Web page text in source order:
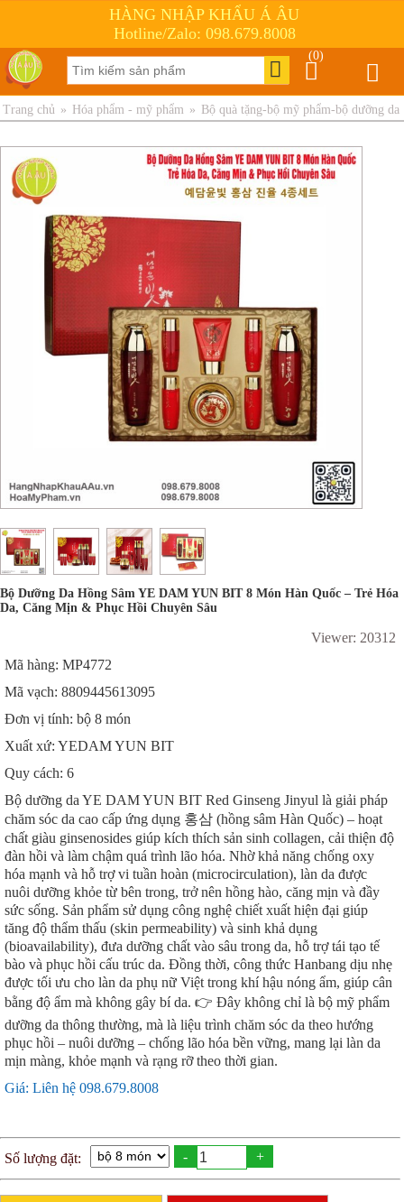
HÀNG NHẬP KHẨU Á ÂU
Hotline/Zalo: 098.679.8008
(0)
Trang chủ » Hóa phẩm - mỹ phẩm » Bộ quà tặng-bộ mỹ phẩm-bộ dưỡng da
Bộ Dưỡng Da Hồng Sâm YE DAM YUN BIT 8 Món Hàn Quốc – Trẻ Hóa
Da, Căng Mịn & Phục Hồi Chuyên Sâu
Viewer: 20312
Mã hàng: MP4772
Mã vạch: 8809445613095
Đơn vị tính: bộ 8 món
Xuất xứ: YEDAM YUN BIT
Quy cách: 6
Bộ dưỡng da YE DAM YUN BIT Red Ginseng Jinyul là giải pháp
chăm sóc da cao cấp ứng dụng 홍삼 (hồng sâm Hàn Quốc) – hoạt
chất giàu ginsenosides giúp kích thích sản sinh collagen, cải thiện độ
đàn hồi và làm chậm quá trình lão hóa. Nhờ khả năng chống oxy
hóa mạnh và hỗ trợ vi tuần hoàn (microcirculation), làn da được
nuôi dưỡng khỏe từ bên trong, trở nên hồng hào, căng mịn và đầy
sức sống. Sản phẩm sử dụng công nghệ chiết xuất hiện đại giúp
tăng độ thẩm thấu (skin permeability) và sinh khả dụng
(bioavailability), đưa dưỡng chất vào sâu trong da, hỗ trợ tái tạo tế
bào và phục hồi cấu trúc da. Đồng thời, công thức Hanbang dịu nhẹ
được tối ưu cho làn da phụ nữ Việt trong khí hậu nóng ẩm, giúp cân
bằng độ ẩm mà không gây bí da. 👉 Đây không chỉ là bộ mỹ phẩm
dưỡng da thông thường, mà là liệu trình chăm sóc da theo hướng
phục hồi – nuôi dưỡng – chống lão hóa bền vững, mang lại làn da
mịn màng, khỏe mạnh và rạng rỡ theo thời gian.
Giá: Liên hệ 098.679.8008
Số lượng đặt: - +